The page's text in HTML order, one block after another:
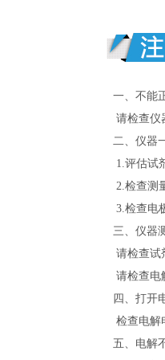
一、不能
请检查仪
二、仪器
1.评估试
2.检查测
3.检查电
三、仪器
请检查试
请检查电
四、打开
检查电解
五、电解